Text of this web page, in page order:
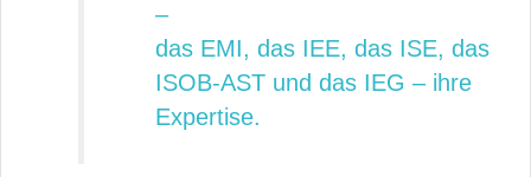
–
das EMI, das IEE, das ISE, das
ISOB-AST und das IEG – ihre
Expertise.